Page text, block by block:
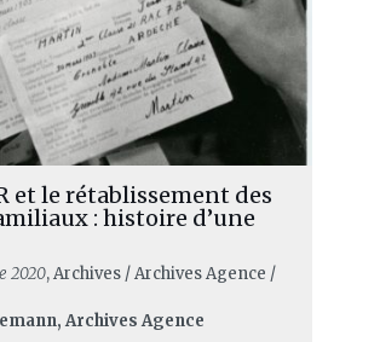
et le rétablissement des
: histoire d’une
2020, Archives / Archives Agence /
Archives Agence